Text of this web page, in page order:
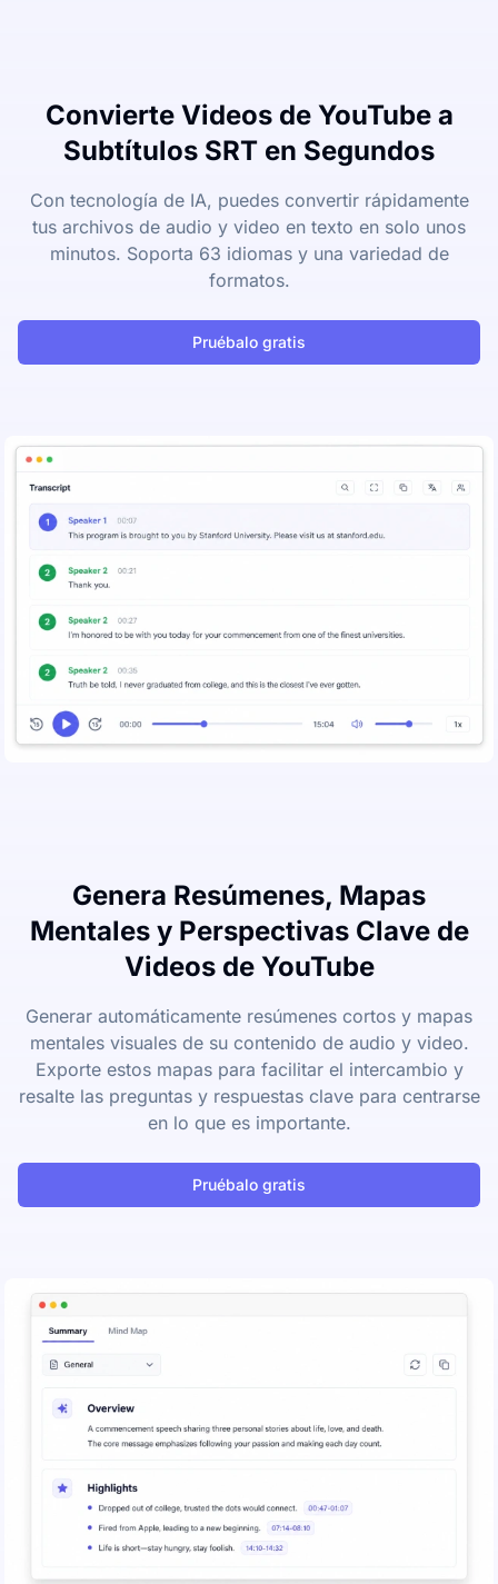
Convierte Videos de YouTube a
Subtítulos SRT en Segundos
Con tecnología de IA, puedes convertir rápidamente
tus archivos de audio y video en texto en solo unos
minutos. Soporta 63 idiomas y una variedad de
formatos.
Pruébalo gratis
Genera Resúmenes, Mapas
Mentales y Perspectivas Clave de
Videos de YouTube
Generar automáticamente resúmenes cortos y mapas
mentales visuales de su contenido de audio y video.
Exporte estos mapas para facilitar el intercambio y
resalte las preguntas y respuestas clave para centrarse
en lo que es importante.
Pruébalo gratis